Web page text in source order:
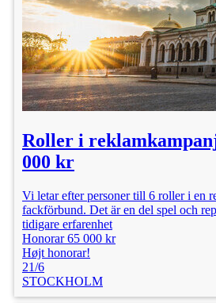
Location: Stockholm
Kategori: Statister
Alder: 17 - 40 år
Honorar: 6 000 kr
Roller i
000 kr
Vi letar efter personer till 6 roller i en
fackförbund. Det är en del spel och
tidigare erfarenhet
Honorar 65 000 kr
Højt honorar!
21/6
STOCKHOLM